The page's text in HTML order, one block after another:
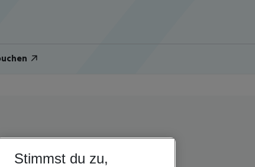
Stimmst du zu,